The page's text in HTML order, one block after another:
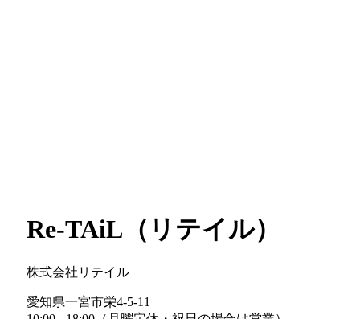
Re-TAiL（リテイル）
株式会社リテイル
愛知県一宮市栄4-5-11